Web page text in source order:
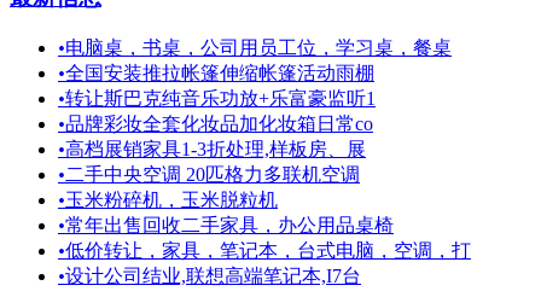
•电脑桌，书桌，公司用员工位，学习桌，餐桌
•全国安装推拉帐篷伸缩帐篷活动雨棚
•转让斯巴克纯音乐功放+乐富豪监听1
•品牌彩妆全套化妆品加化妆箱日常co
•高档展销家具1-3折处理,样板房、展
•二手中央空调 20匹格力多联机空调
•玉米粉碎机，玉米脱粒机
•常年出售回收二手家具，办公用品桌椅
•低价转让，家具，笔记本，台式电脑，空调，打
•设计公司结业,联想高端笔记本,I7台